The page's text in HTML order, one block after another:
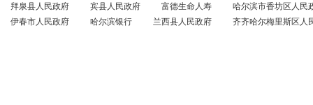
拜泉县人民政府
宾县人民政府 富德生命人寿
哈尔滨市香坊区人民
伊春市人民政府
哈尔滨银行 兰西县人民政府 齐齐哈尔梅里斯区人